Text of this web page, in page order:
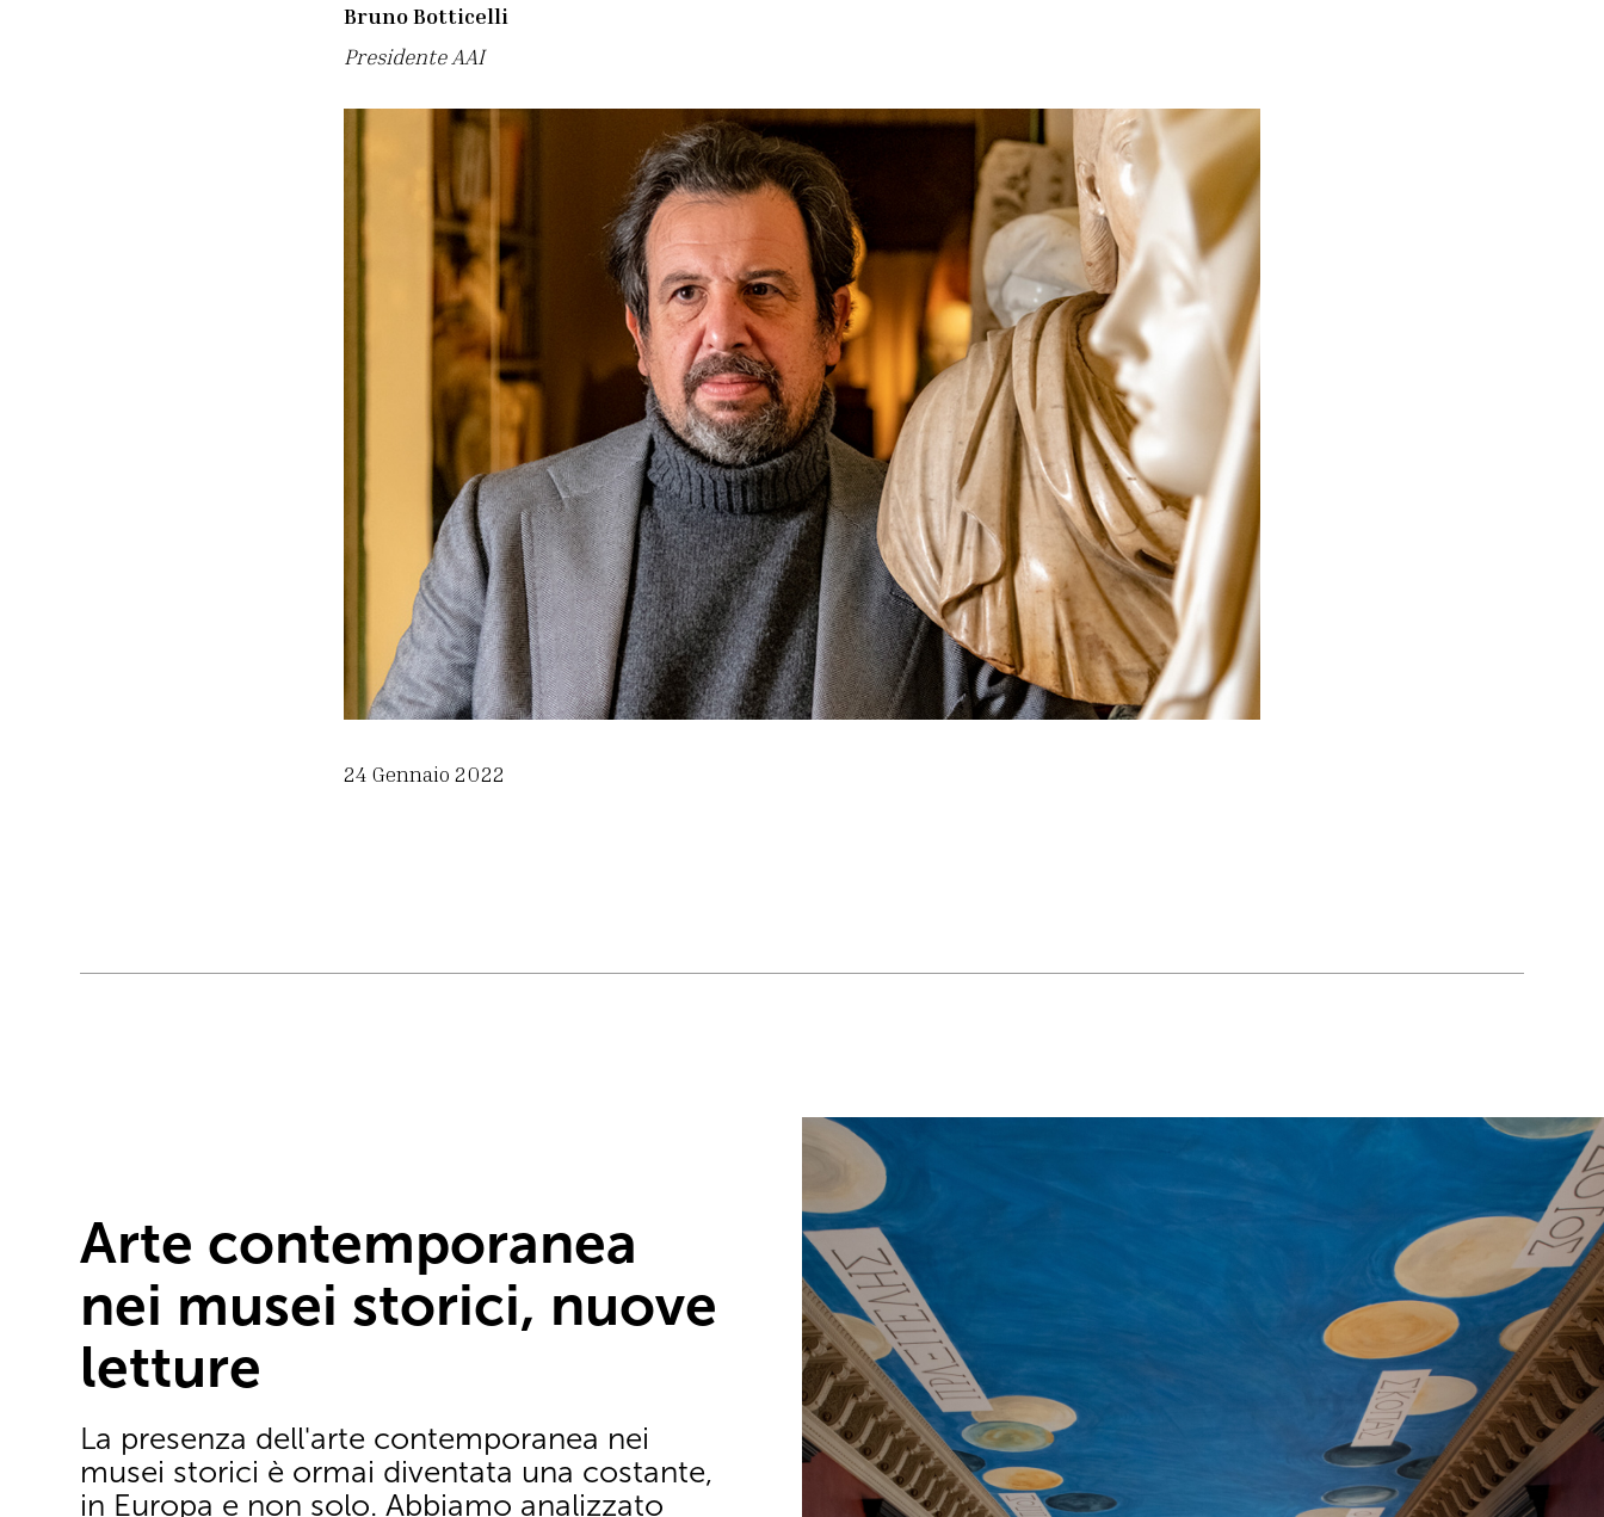
Bruno Botticelli
Presidente AAI
24 Gennaio 2022
Arte contemporanea
nei musei storici, nuove
letture
La presenza dell'arte contemporanea nei
musei storici è ormai diventata una costante,
in Europa e non solo. Abbiamo analizzato